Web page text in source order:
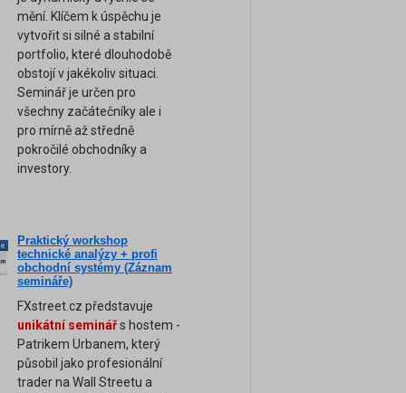
mění. Klíčem k úspěchu je
vytvořit si silné a stabilní
portfolio, které dlouhodobě
obstojí v jakékoliv situaci.
Seminář je určen pro
všechny začátečníky ale i
pro mírně až středně
pokročilé obchodníky a
investory.
Praktický workshop
technické analýzy + profi
obchodní systémy (Záznam
semináře)
FXstreet.cz představuje
unikátní seminářs hostem -
Patrikem Urbanem, který
působil jako profesionální
trader na Wall Streetu a